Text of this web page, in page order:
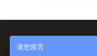
请您留言